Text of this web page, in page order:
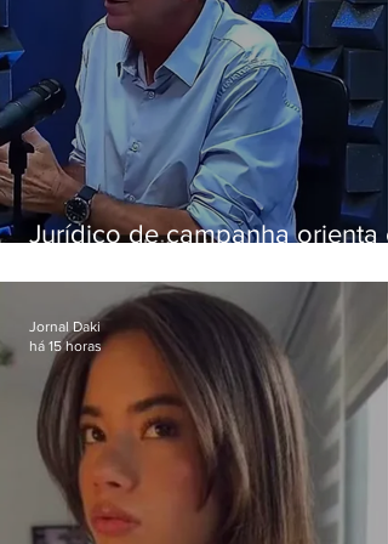
Jurídico de campanha orienta e
da Band
Jornal Daki
há 15 horas